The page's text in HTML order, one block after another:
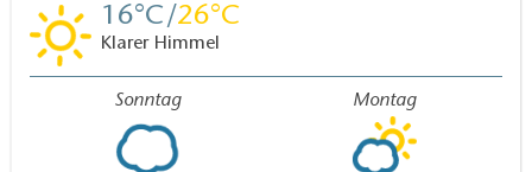
16 26
Klarer Himmel
Sonntag Montag